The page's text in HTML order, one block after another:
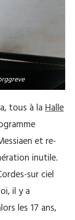
tous à la Halle
et re-
inutile.
sur ciel
il y a
les 17 ans,